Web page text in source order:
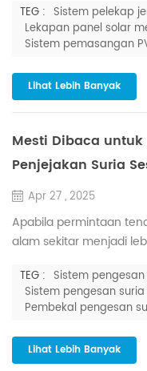
senario aplikasi
dalam kecekapan
kuasa yang unik,
perhatian. Artikel ini
potensi aplikasi siste...
TEG : Sistem pelekap
Lekapan panel solar
Sistem pemasangan
Lihat Lebih Banyak
Mesti Dibaca untuk
Penjejakan Suria
Apr 27 , 2025
Apabila permintaan
alam sekitar menjadi
solar yang meluas.
mempengaruhi
Sistem penjejakan
orientasi modul PV
tenaga suria bagi seti...
TEG : Sistem
Sistem pengesan
Pembekal pengesan
Lihat Lebih Banyak